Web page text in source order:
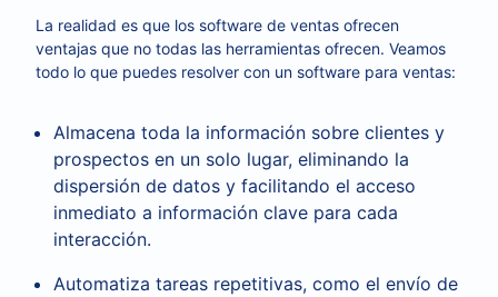
La realidad es que los software de ventas ofrecen
ventajas que no todas las herramientas ofrecen. Veamos
todo lo que puedes resolver con un software para ventas:
Almacena toda la información sobre clientes y
prospectos en un solo lugar, eliminando la
dispersión de datos y facilitando el acceso
inmediato a información clave para cada
interacción.
Automatiza tareas repetitivas, como el envío de